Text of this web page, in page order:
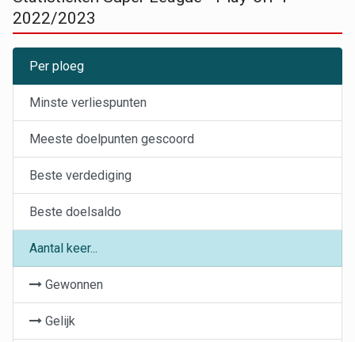
2022/2023
Per ploeg
Minste verliespunten
Meeste doelpunten gescoord
Beste verdediging
Beste doelsaldo
Aantal keer...
Gewonnen
Gelijk